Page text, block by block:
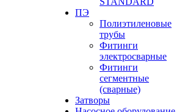
ПЭ
Полиэтиленовые
трубы
Фитинги
электросварные
Фитинги
сегментные
(сварные)
Затворы